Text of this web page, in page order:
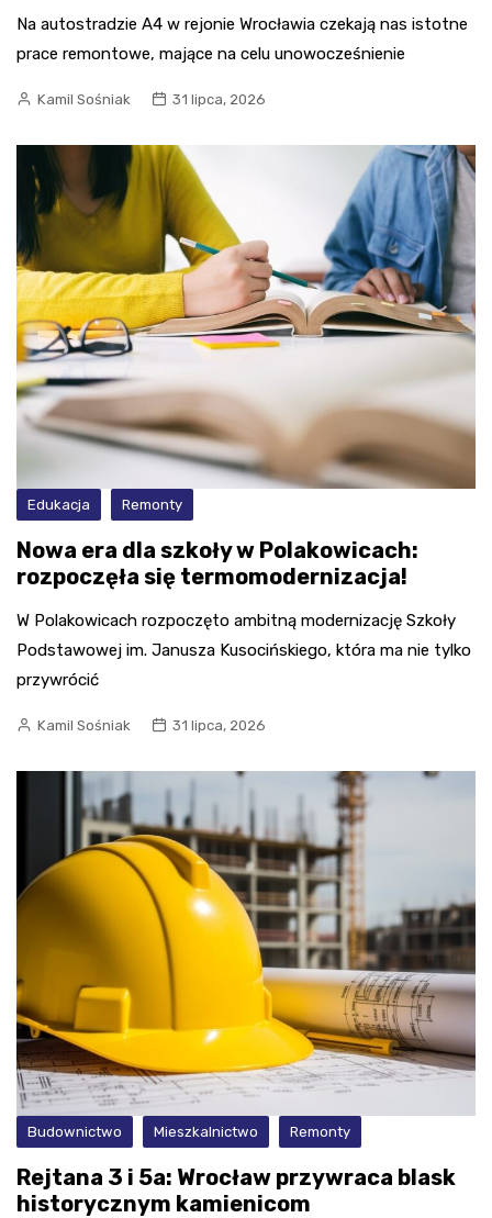
Na autostradzie A4 w rejonie Wrocławia czekają nas istotne
prace remontowe, mające na celu unowocześnienie
Kamil Sośniak 31 lipca, 2026
Edukacja Remonty
Nowa era dla szkoły w Polakowicach:
rozpoczęła się termomodernizacja!
W Polakowicach rozpoczęto ambitną modernizację Szkoły
Podstawowej im. Janusza Kusocińskiego, która ma nie tylko
przywrócić
Kamil Sośniak 31 lipca, 2026
Budownictwo Mieszkalnictwo Remonty
Rejtana 3 i 5a: Wrocław przywraca blask
historycznym kamienicom